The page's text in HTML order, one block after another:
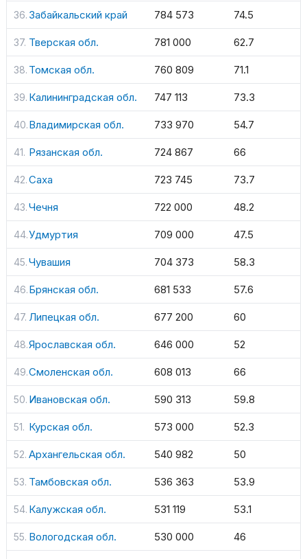
Забайкальский край 784 573 74.5
Тверская обл. 781 000 62.7
Томская обл. 760 809 71.1
Калининградская обл. 747 113 73.3
Владимирская обл. 733 970 54.7
Рязанская обл. 724 867 66
Саха 723 745 73.7
Чечня 722 000 48.2
Удмуртия 709 000 47.5
Чувашия 704 373 58.3
Брянская обл. 681 533 57.6
Липецкая обл. 677 200 60
Ярославская обл. 646 000 52
Смоленская обл. 608 013 66
Ивановская обл. 590 313 59.8
Курская обл. 573 000 52.3
Архангельская обл. 540 982 50
Тамбовская обл. 536 363 53.9
Калужская обл. 531 119 53.1
Вологодская обл. 530 000 46